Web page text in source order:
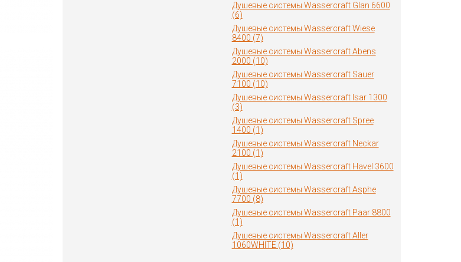
Душевые системы Wassercraft Glan 6600
(6)
Душевые системы Wassercraft Wiese
8400 (7)
Душевые системы Wassercraft Abens
2000 (10)
Душевые системы Wassercraft Sauer
7100 (10)
Душевые системы Wassercraft Isar 1300
(3)
Душевые системы Wassercraft Spree
1400 (1)
Душевые системы Wassercraft Neckar
2100 (1)
Душевые системы Wassercraft Havel 3600
(1)
Душевые системы Wassercraft Asphe
7700 (8)
Душевые системы Wassercraft Paar 8800
(1)
Душевые системы Wassercraft Aller
1060WHITE (10)